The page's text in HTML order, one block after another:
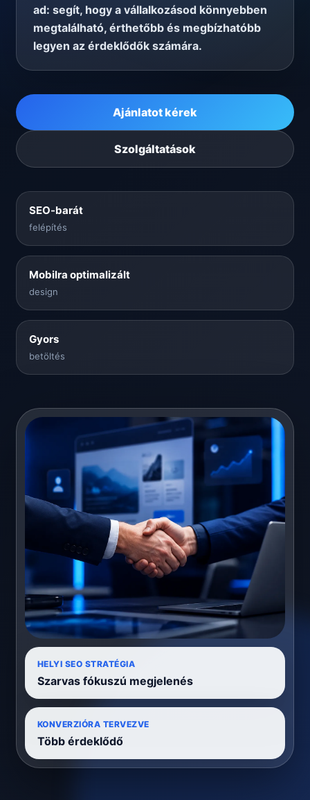
ad: segít, hogy a vállalkozásod könnyebben
megtalálható, érthetőbb és megbízhatóbb
legyen az érdeklődők számára.
Ajánlatot kérek
Szolgáltatások
SEO-barát
felépítés
Mobilra optimalizált
design
Gyors
betöltés
HELYI SEO STRATÉGIA
Szarvas fókuszú megjelenés
KONVERZIÓRA TERVEZVE
Több érdeklődő